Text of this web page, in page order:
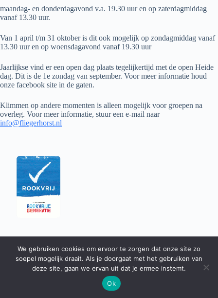
maandag- en donderdagavond v.a. 19.30 uur en op zaterdagmiddag
vanaf 13.30 uur.
Van 1 april t/m 31 oktober is dit ook mogelijk op zondagmiddag vanaf
13.30 uur en op woensdagavond vanaf 19.30 uur
Jaarlijkse vind er een open dag plaats tegelijkertijd met de open Heide
dag. Dit is de 1e zondag van september. Voor meer informatie houd
onze facebook site in de gaten.
Klimmen op andere momenten is alleen mogelijk voor groepen na
overleg. Voor meer informatie, stuur een e-mail naar
info@fliegerhorst.nl
Copyright © 2026 - WordPress thema door
We gebruiken cookies om ervoor te zorgen dat onze site zo
soepel mogelijk draait. Als je doorgaat met het gebruiken van
deze site, gaan we ervan uit dat je ermee instemt.
Ok